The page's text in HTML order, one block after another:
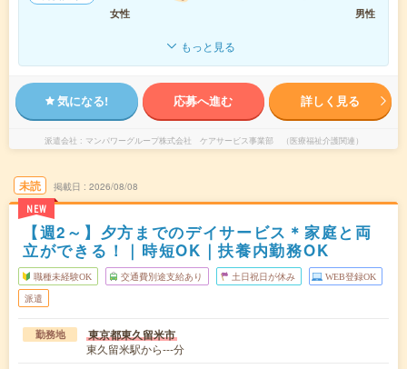
女性
男性
もっと見る
気になる! 応募へ進む 詳しく見る
派遣会社 マンパワーグループ株式会社 ケアサービス事業部 （医療福祉介護関連）
未読
NEW
掲載日 2026/08/08
【週2～】夕方までのデイサービス＊家庭と両
立ができる！｜時短OK｜扶養内勤務OK
職種未経験OK 交通費別途支給あり 土日祝日が休み WEB登録OK
派遣
勤務地 東京都東久留米市
東久留米駅から---分